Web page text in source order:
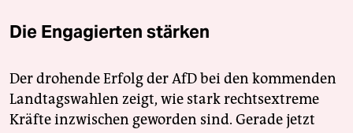
Die Engagierten stärken
Der drohende Erfolg der AfD bei den kommenden
Landtagswahlen zeigt, wie stark rechtsextreme
Kräfte inzwischen geworden sind. Gerade jetzt